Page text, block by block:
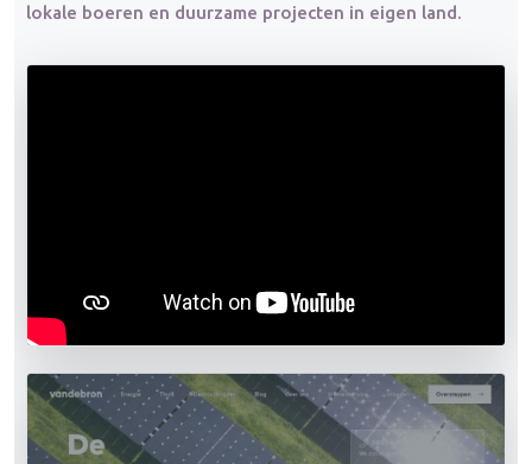
lokale boeren en duurzame projecten in eigen land.